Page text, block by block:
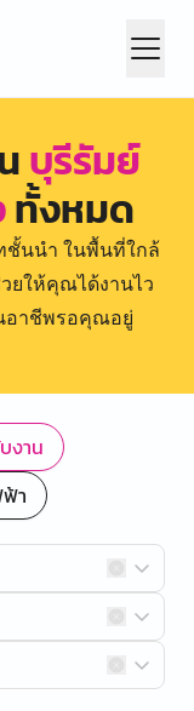
บุรีรัมย์
ทั้งหมด
ชั้นนำ ในพื้นที่ใกล้
ยให้คุณได้งานไว
นอาชีพรอคุณอยู่
งาน
า